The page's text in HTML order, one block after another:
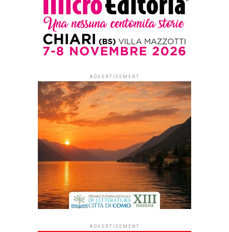
3 anni ago on 31 Agosto 2023
By Redazione Leggere:tutti
Gargiullo, Dario Stefàno, la psicologa Francesca Picozzi,
Luca Giachi, Bruno Gambacorta, Luisa Sodano e la
cantautrice Patrizia Cirulli che presenterà un repertorio di
canzoni tratte dalle poesie di Eduardo De Filippo
Dopo il successo di “Una
nave di libri per
Barcellona” (che tornerà
ad aprile del 2024), dal 7
al 10 ottobre parte un
nuovo viaggio letterario
organizzato da Agra